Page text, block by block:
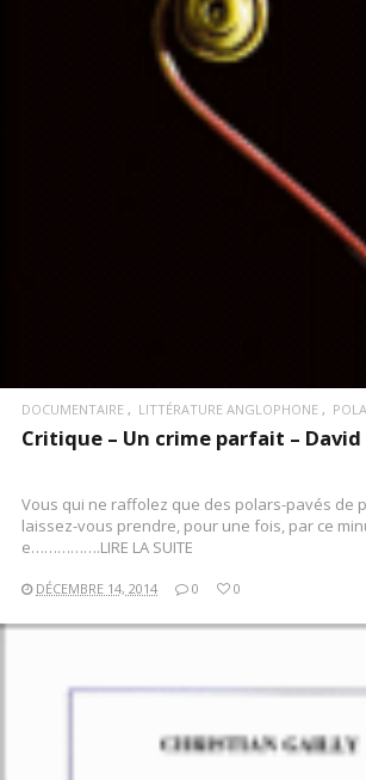
LIRE LA SUITE
DOCUMENTAIRE LITTÉRATURE ANGLOPHONE
Critique – Un crime parfait – David
Vous qui ne raffolez que des polars-pavés de
laissez-vous prendre, pour une fois, par ce
e…………….LIRE LA SUITE
DÉCEMBRE 14, 2014 0 0